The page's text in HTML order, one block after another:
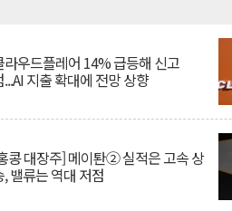
라우드플레어 14% 급등해 신고
...AI 지출 확대에 전망 상향
콩 대장주] 메이퇀② 실적은 고속 상
, 밸류는 역대 저점